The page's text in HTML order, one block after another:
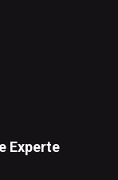
Experte